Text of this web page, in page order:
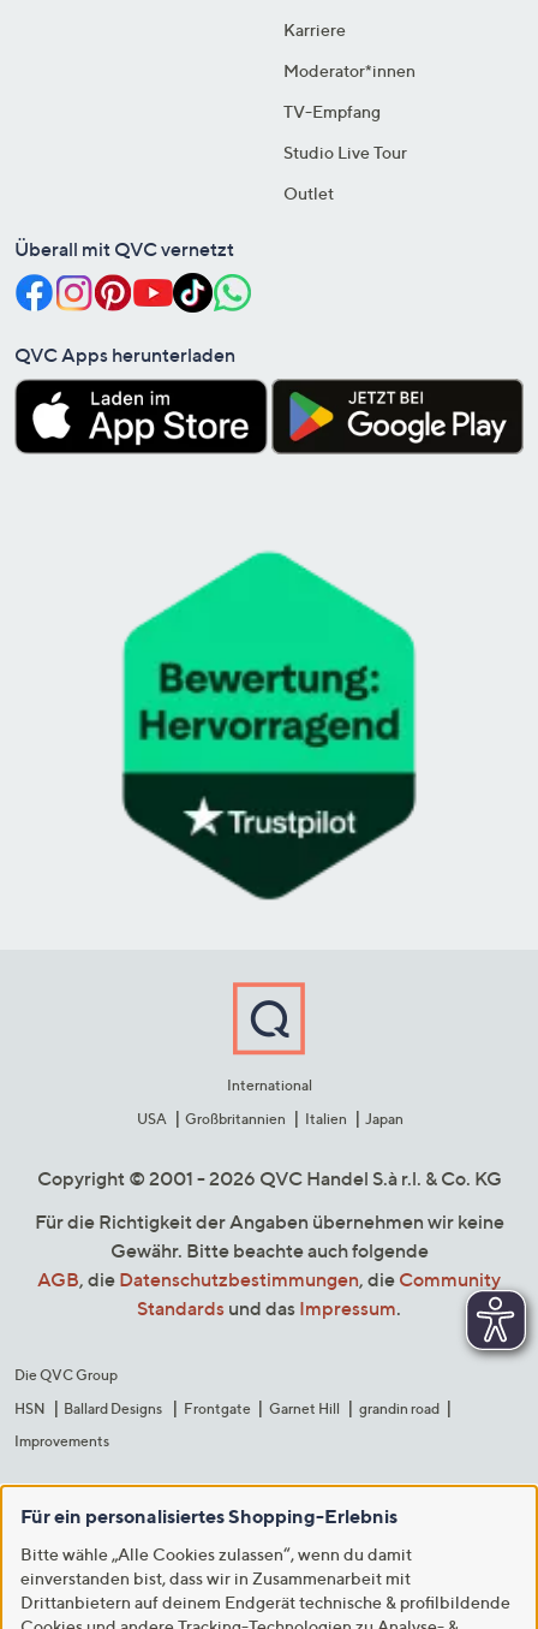
Karriere
Moderator*innen
TV-Empfang
Studio Live Tour
Outlet
Überall mit QVC vernetzt
QVC Apps herunterladen
International
USA
Großbritannien Italien Japan
Copyright © 2001 - 2026 QVC Handel S.à r.l. & Co. KG
Für die Richtigkeit der Angaben übernehmen wir keine
Gewähr. Bitte beachte auch folgende
AGB, die Datenschutzbestimmungen, die Community
Standards und das Impressum.
Die QVC Group
HSN
Ballard Designs Frontgate Garnet Hill
grandin road
Improvements
Für ein personalisiertes Shopping-Erlebnis
Bitte wähle „Alle Cookies zulassen“, wenn du damit
einverstanden bist, dass wir in Zusammenarbeit mit
Drittanbietern auf deinem Endgerät technische & profilbildende